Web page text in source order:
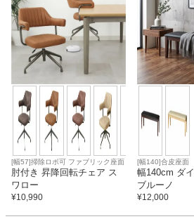
最短発送 冷感ラグ 冷感寝具 ワ
カテゴリから探す
ソファ
テレビ台・リビング家具
[幅57]掃除ロボ可 ファブリック座面
肘付き 昇降回転チェア ス
ワロー
¥10,990
[幅140]合皮座面
幅140cm ダ
ブルーノ
¥12,000